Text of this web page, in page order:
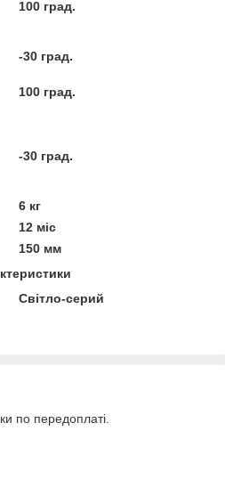
100 град.
-30 град.
100 град.
-30 град.
6 кг
12 міс
150 мм
Світло-серий
по передоплаті.